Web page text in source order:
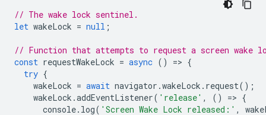
// The wake lock sentinel.
let wakeLock = null ;
// Function that attempts to request a screen wake
const requestWakeLock = async () => {
try {
wakeLock = await navigator .wakeLock . request();
wakeLock .addEventListener( 'release' , () => {
console. log( 'Screen Wake Lock released:' ,